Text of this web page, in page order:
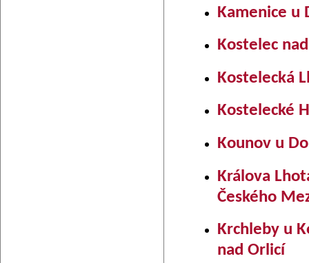
Kamenice u
Kostelec
Kostelecká
Kostelecké
Kounov u
Králova
Českého
Krchleby u
nad Orlicí